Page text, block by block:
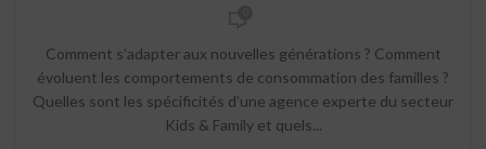
Comment s’adapter aux nouvelles générations ? Comment
évoluent les comportements de consommation des familles ?
Quelles sont les spécificités d’une agence experte du secteur
Kids & Family et quels...